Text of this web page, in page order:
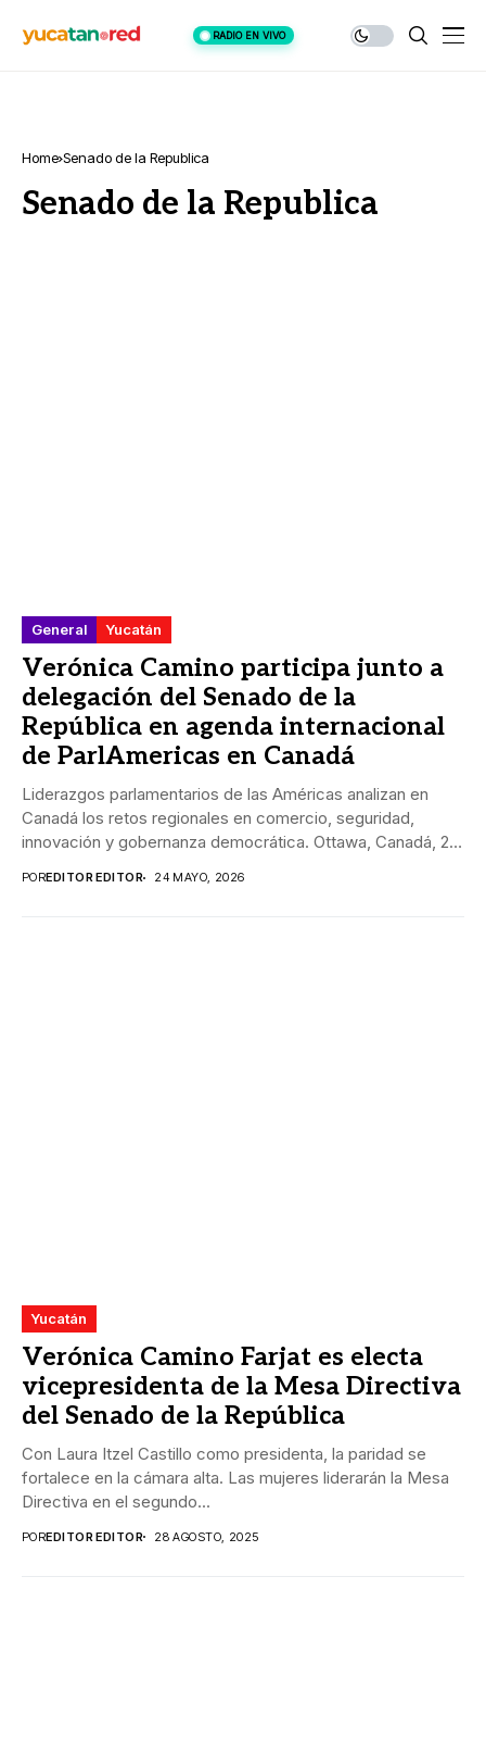
RADIO EN VIVO
Home Senado de la Republica
Senado de la Republica
General Yucatán
Verónica Camino participa junto a
delegación del Senado de la
República en agenda internacional
de ParlAmericas en Canadá
Liderazgos parlamentarios de las Américas analizan en
Canadá los retos regionales en comercio, seguridad,
innovación y gobernanza democrática. Ottawa, Canadá, 24
POREDITOR EDITOR 24 MAYO, 2026
Yucatán
Verónica Camino Farjat es electa
vicepresidenta de la Mesa Directiva
del Senado de la República
Con Laura Itzel Castillo como presidenta, la paridad se
fortalece en la cámara alta. Las mujeres liderarán la Mesa
Directiva en el segundo...
POREDITOR EDITOR 28 AGOSTO, 2025